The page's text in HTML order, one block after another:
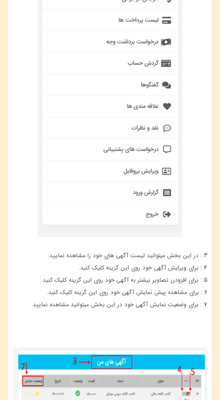
3 : در این بخش میتوانید لیست آگهی های خود را مشاهده نمایید.
4 : برای ویرایش آگهی خود روی این گزینه کلیک کنید.
5 : برای افزودن تصاویر بیشتر به آگهی خود روی این گزینه کلیک کنید.
6 : برای مشاهده پیش نمایش آگهی خود روی این گزینه کلیک کنید.
7 : برای وضعیت نمایش آگهی خود در این بخش میتوانید مشاهده نمایید.